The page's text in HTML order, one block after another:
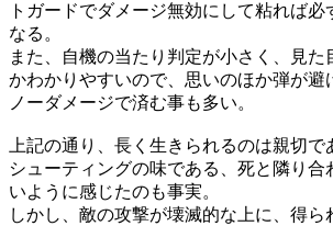
トガードでダメージ無効にして粘れば必
なる。
また、自機の当たり判定が小さく、見た
かわかりやすいので、思いのほか弾が避
ノーダメージで済む事も多い。
上記の通り、長く生きられるのは親切
シューティングの味である、死と隣り合
いように感じたのも事実。
しかし、敵の攻撃が壊滅的な上に、得ら